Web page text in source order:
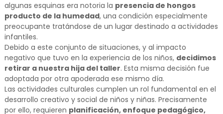
algunas esquinas era notoria la presencia de hongos
producto de la humedad, una condición especialmente
preocupante tratándose de un lugar destinado a actividades
infantiles.
Debido a este conjunto de situaciones, y al impacto
negativo que tuvo en la experiencia de los niños, decidimos
retirar a nuestra hija del taller. Esta misma decisión fue
adoptada por otra apoderada ese mismo día.
Las actividades culturales cumplen un rol fundamental en el
desarrollo creativo y social de niños y niñas. Precisamente
por ello, requieren planificación, enfoque pedagógico,